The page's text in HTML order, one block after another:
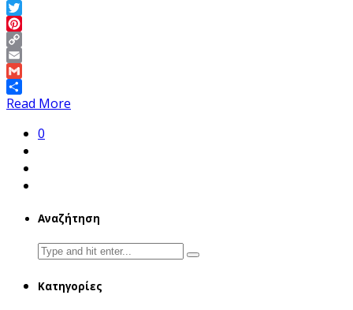
LinkedIn
Twitter
Pinterest
Copy
Link
Email
Gmail
Share
Read More
0
Αναζήτηση
Search
for:
Κατηγορίες